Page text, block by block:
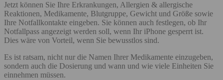
Jetzt können Sie Ihre Erkrankungen, Allergien & allergische
Reaktionen, Medikamente, Blutgruppe, Gewicht und Größe sowie
Ihre Notfallkontakte eingeben. Sie können auch festlegen, ob Ihr
Notfallpass angezeigt werden soll, wenn Ihr iPhone gesperrt ist.
Dies wäre von Vorteil, wenn Sie bewusstlos sind.
Es ist ratsam, nicht nur die Namen Ihrer Medikamente einzugeben,
sondern auch die Dosierung und wann und wie viele Einheiten Sie
einnehmen müssen.